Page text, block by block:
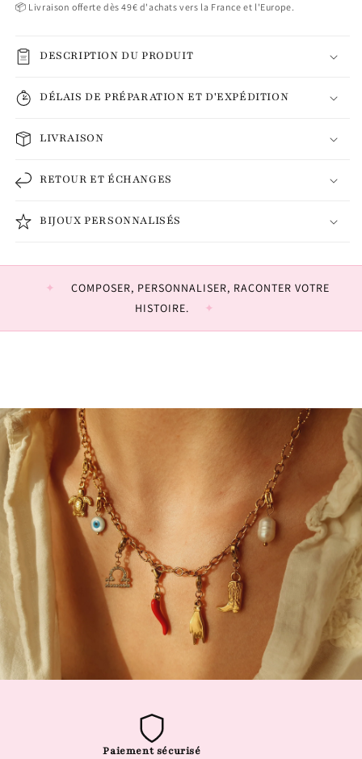
📦 Livraison offerte dès 49€ d'achats vers la France et l'Europe.
DESCRIPTION DU PRODUIT
DÉLAIS DE PRÉPARATION ET D'EXPÉDITION
LIVRAISON
RETOUR ET ÉCHANGES
BIJOUX PERSONNALISÉS
COMPOSER, PERSONNALISER, RACONTER VOTRE
HISTOIRE.
Paiement sécurisé